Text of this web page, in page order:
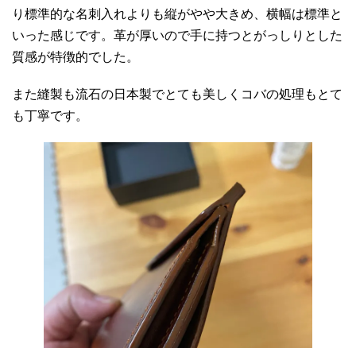
り標準的な名刺入れよりも縦がやや大きめ、横幅は標準と
いった感じです。革が厚いので手に持つとがっしりとした
質感が特徴的でした。
また縫製も流石の日本製でとても美しくコバの処理もとて
も丁寧です。